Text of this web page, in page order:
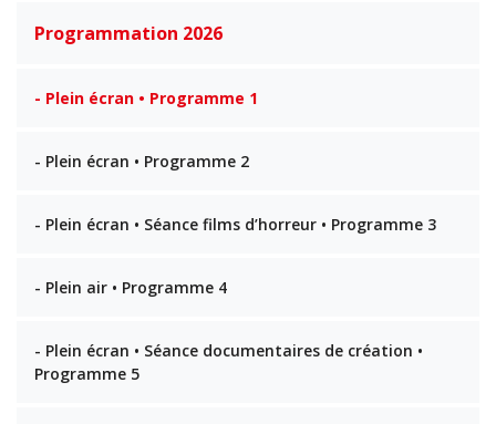
Programmation 2026
- Plein écran • Programme 1
- Plein écran • Programme 2
- Plein écran • Séance films d’horreur • Programme 3
- Plein air • Programme 4
- Plein écran • Séance documentaires de création •
Programme 5